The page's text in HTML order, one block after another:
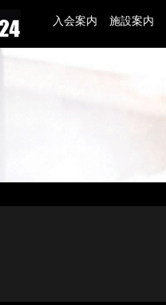
入会案内 施設案内